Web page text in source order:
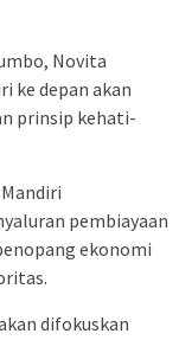
Novita
ke depan akan
prinsip kehati-
pembiayaan
ekonomi
difokuskan